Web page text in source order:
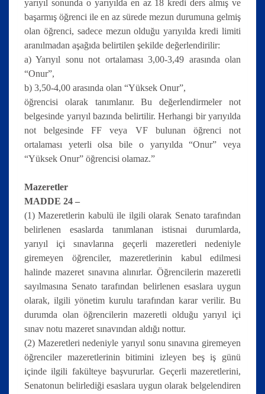
yarıyıl sonunda o yarıyılda en az 18 kredi ders almış ve
başarmış öğrenci ile en az sürede mezun durumuna gelmiş
olan öğrenci, sadece mezun olduğu yarıyılda kredi limiti
aranılmadan aşağıda belirtilen şekilde değerlendirilir:
a) Yarıyıl sonu not ortalaması 3,00-3,49 arasında olan
“Onur”,
b) 3,50-4,00 arasında olan “Yüksek Onur”,
öğrencisi olarak tanımlanır. Bu değerlendirmeler not
belgesinde yarıyıl bazında belirtilir. Herhangi bir yarıyılda
not belgesinde FF veya VF bulunan öğrenci not
ortalaması yeterli olsa bile o yarıyılda “Onur” veya
“Yüksek Onur” öğrencisi olamaz.”
Mazeretler
MADDE 24 –
(1) Mazeretlerin kabulü ile ilgili olarak Senato tarafından
belirlenen esaslarda tanımlanan istisnai durumlarda,
yarıyıl içi sınavlarına geçerli mazeretleri nedeniyle
giremeyen öğrenciler, mazeretlerinin kabul edilmesi
halinde mazeret sınavına alınırlar. Öğrencilerin mazeretli
sayılmasına Senato tarafından belirlenen esaslara uygun
olarak, ilgili yönetim kurulu tarafından karar verilir. Bu
durumda olan öğrencilerin mazeretli olduğu yarıyıl içi
sınav notu mazeret sınavından aldığı nottur.
(2) Mazeretleri nedeniyle yarıyıl sonu sınavına giremeyen
öğrenciler mazeretlerinin bitimini izleyen beş iş günü
içinde ilgili fakülteye başvururlar. Geçerli mazeretlerini,
Senatonun belirlediği esaslara uygun olarak belgelendiren